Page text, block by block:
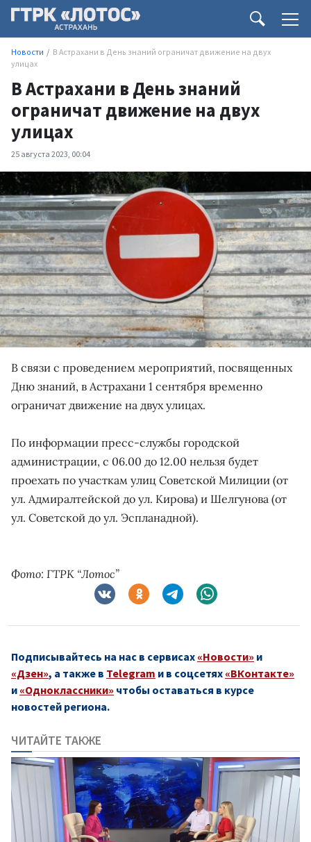
Новости
В Астрахани в День знаний ограничат движение на двух
улицах
В Астрахани в День знаний
ограничат движение на двух
улицах
25 августа 2023, 00:04
В связи с проведением мероприятий, посвященных
Дню знаний, в Астрахани 1 сентября временно
ограничат движение на двух улицах.
По информации пресс-службы городской
администрации, с 06.00 до 12.00 нельзя будет
проехать по участкам улиц Советской Милиции (от
ул. Адмиралтейской до ул. Кирова) и Шелгунова (от
ул. Советской до ул. Эспланадной).
Фото: ГТРК “Лотос”
Подписывайтесь на нас в сервисах «Новости» и
«Дзен», а также в Telegram и в соцсетях «ВКонтакте»
и «Одноклассники» чтобы оставаться в курсе
новостей региона.
ЧИТАЙТЕ ТАКЖЕ